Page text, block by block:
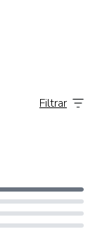
Filtrar